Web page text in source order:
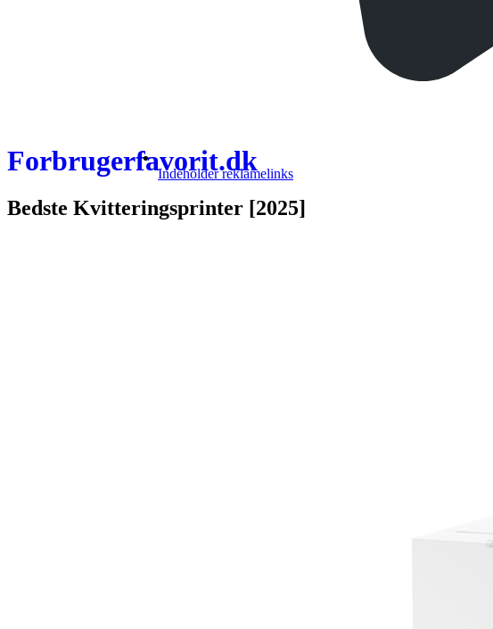
Forbrugerfavorit.dk
Indeholderreklamelinks
Bedste Kvitteringsprinter [2025]